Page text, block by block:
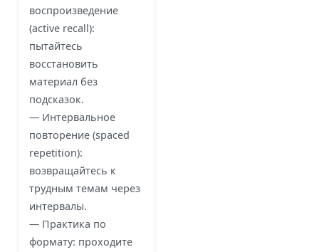
воспроизведение
(active recall):
пытайтесь
восстановить
материал без
подсказок.
— Интервальное
повторение (spaced
repetition):
возвращайтесь к
трудным темам через
интервалы.
— Практика по
формату: проходите